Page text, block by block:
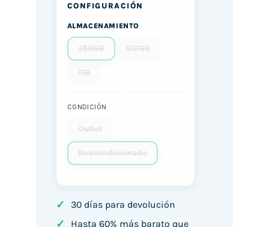
CONFIGURACIÓN
ALMACENAMIENTO
256GB 512GB
1TB
CONDICIÓN
Outlet
Reacondicionado
✓ 30 días para devolución
✓ Hasta 60% más barato que